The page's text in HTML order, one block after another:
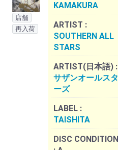
店舗
再入荷
KAMAKURA
ARTIST :
SOUTHERN ALL
STARS
ARTIST(日本語) :
サザンオールスタ
ーズ
LABEL :
TAISHITA
DISC CONDITION